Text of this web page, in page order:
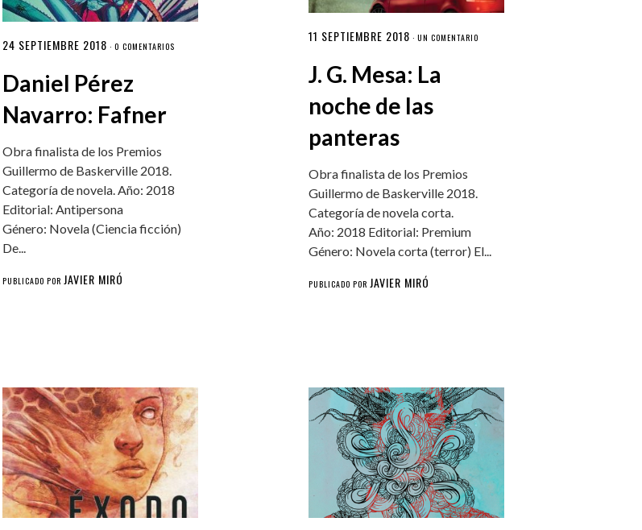
24 SEPTIEMBRE 2018 · 0 COMENTARIOS
Daniel Pérez
Navarro: Fafner
Obra finalista de los Premios
Guillermo de Baskerville 2018.
Categoría de novela. Año: 2018
Editorial: Antipersona
Género: Novela (Ciencia ficción)
De...
PUBLICADO POR JAVIER MIRÓ
11 SEPTIEMBRE 2018 ·UN COMENTARIO
J. G. Mesa: La
noche de las
panteras
Obra finalista de los Premios
Guillermo de Baskerville 2018.
Categoría de novela corta.
Año: 2018 Editorial: Premium
Género: Novela corta (terror) El...
PUBLICADO POR JAVIER MIRÓ